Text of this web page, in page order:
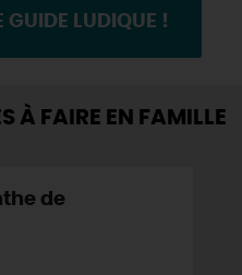
de festivals 🎉
la nature en 2026
dans le Loiret !
?
GUIDE LUDIQUE !
À FAIRE EN FAMILLE
de